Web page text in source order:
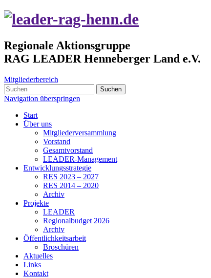
Regionale Aktionsgruppe
RAG LEADER Henneberger Land e.V.
Mitgliederbereich
Suchen
Navigation überspringen
Start
Über uns
Mitgliederversammlung
Vorstand
Gesamtvorstand
LEADER-Management
Entwicklungsstrategie
RES 2023 – 2027
RES 2014 – 2020
Archiv
Projekte
LEADER
Regionalbudget 2026
Archiv
Öffentlichkeitsarbeit
Broschüren
Aktuelles
Links
Kontakt